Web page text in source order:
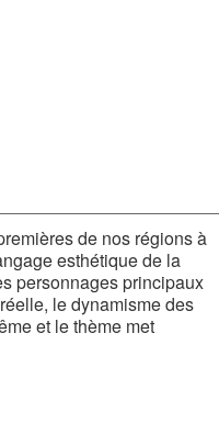
de nos régions à
esthétique de la
personnages principaux
le dynamisme des
et le thème met